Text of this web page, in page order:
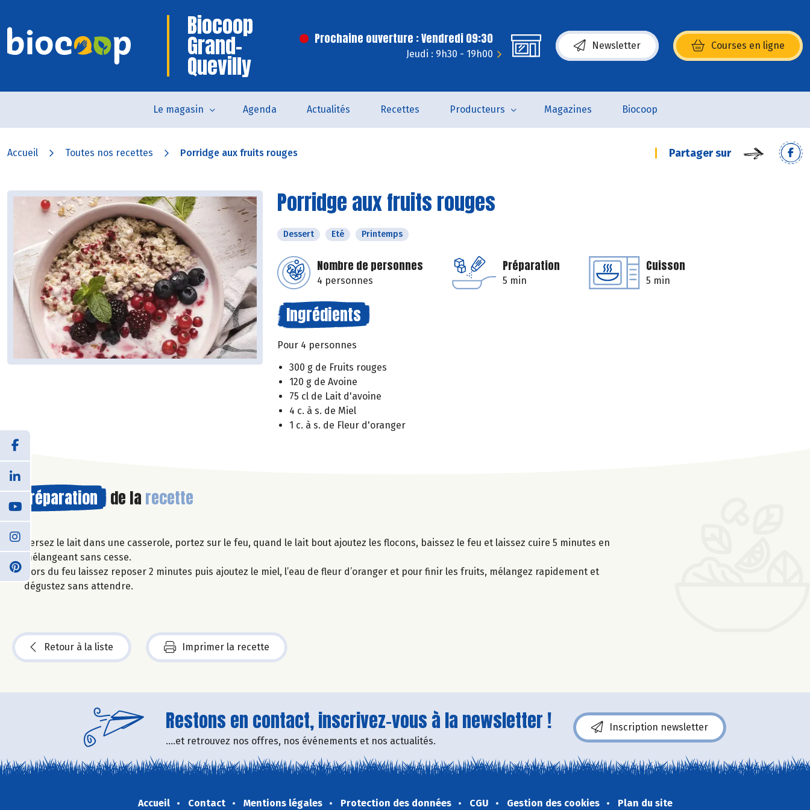
Biocoop
Grand-
Quevilly
Prochaine ouverture : Vendredi 09:30
Jeudi : 9h30 - 19h00
Newsletter Courses en ligne
(s’ouvre dans une nouvelle fenêtre)
Le magasin Agenda Actualités Recettes Producteurs Magazines Biocoop
Accueil Toutes nos recettes Porridge aux fruits rouges Partager sur
Porridge aux fruits rouges
Dessert Eté Printemps
Nombre de personnes
4 personnes
Préparation
5 min
Cuisson
5 min
Ingrédients
Pour 4 personnes
300 g de Fruits rouges
120 g de Avoine
75 cl de Lait d'avoine
4 c. à s. de Miel
1 c. à s. de Fleur d'oranger
Préparation de la recette
Versez le lait dans une casserole, portez sur le feu, quand le lait bout ajoutez les flocons, baissez le feu et laissez cuire 5 minutes en
mélangeant sans cesse.
Hors du feu laissez reposer 2 minutes puis ajoutez le miel, l’eau de fleur d’oranger et pour finir les fruits, mélangez rapidement et
dégustez sans attendre.
Retour à la liste Imprimer la recette
Restons en contact, inscrivez-vous à la newsletter !
....et retrouvez nos offres, nos événements et nos actualités.
Inscription newsletter
Accueil Contact Mentions légales Protection des données CGU Gestion des cookies Plan du site